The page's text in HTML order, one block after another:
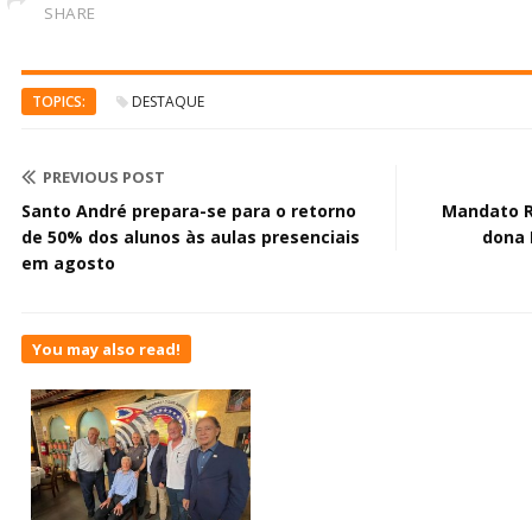
SHARE
TOPICS: DESTAQUE
PREVIOUS POST
Santo André prepara-se para o retorno
de 50% dos alunos às aulas presenciais
em agosto
Mandato
dona
You may also read!